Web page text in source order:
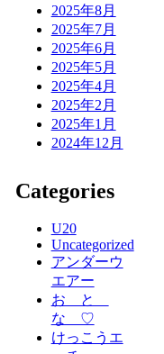
2025年8月
2025年7月
2025年6月
2025年5月
2025年4月
2025年2月
2025年1月
2024年12月
Categories
U20
Uncategorized
アンダーウ
エアー
お と
な ♡
けっこうエ